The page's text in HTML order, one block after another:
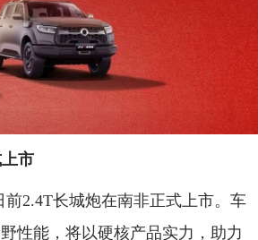
市
2.4T长城炮在南非正式上市。车
性能，将以硬核产品实力，助力